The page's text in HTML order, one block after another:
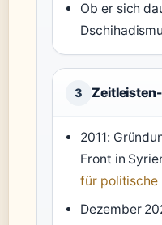
Ob er sich
3
2011:
Front in
für politische
Dezember